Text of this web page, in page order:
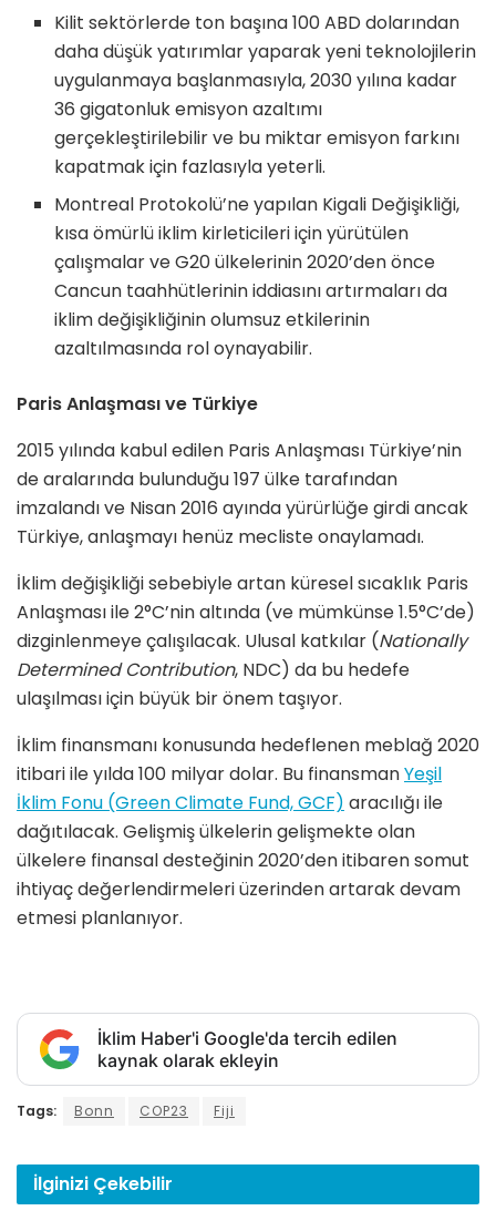
Kilit sektörlerde ton başına 100 ABD dolarından
daha düşük yatırımlar yaparak yeni teknolojilerin
uygulanmaya başlanmasıyla, 2030 yılına kadar
36 gigatonluk emisyon azaltımı
gerçekleştirilebilir ve bu miktar emisyon farkını
kapatmak için fazlasıyla yeterli.
Montreal Protokolü’ne yapılan Kigali Değişikliği,
kısa ömürlü iklim kirleticileri için yürütülen
çalışmalar ve G20 ülkelerinin 2020’den önce
Cancun taahhütlerinin iddiasını artırmaları da
iklim değişikliğinin olumsuz etkilerinin
azaltılmasında rol oynayabilir.
Paris Anlaşması ve Türkiye
2015 yılında kabul edilen Paris Anlaşması Türkiye’nin
de aralarında bulunduğu 197 ülke tarafından
imzalandı ve Nisan 2016 ayında yürürlüğe girdi ancak
Türkiye, anlaşmayı henüz mecliste onaylamadı.
İklim değişikliği sebebiyle artan küresel sıcaklık Paris
Anlaşması ile 2°C’nin altında (ve mümkünse 1.5°C’de)
dizginlenmeye çalışılacak. Ulusal katkılar (Nationally
Determined Contribution, NDC) da bu hedefe
ulaşılması için büyük bir önem taşıyor.
İklim finansmanı konusunda hedeflenen meblağ 2020
itibari ile yılda 100 milyar dolar. Bu finansmanYeşil
İklim Fonu (Green Climate Fund, GCF) aracılığı ile
dağıtılacak. Gelişmiş ülkelerin gelişmekte olan
ülkelere finansal desteğinin 2020’den itibaren somut
ihtiyaç değerlendirmeleri üzerinden artarak devam
etmesi planlanıyor.
İklim Haber'i Google'da tercih edilen
kaynak olarak ekleyin
Tags: Bonn COP23 Fiji
İlginizi Çekebilir